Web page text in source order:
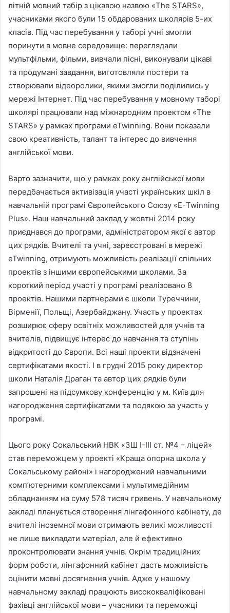
літній мовний табір з цікавою назвою «The STARS»,
учасниками якого були 15 обдарованих школярів 5-их
класів. Під час перебування у таборі учні змогли
поринути в мовне середовище: переглядали
мультфільми, фільми, вивчали пісні, виконували цікаві
та продумані завдання, виготовляли постери та
створювали відеоролики, якими змогли поділились у
мережі Інтернет. Під час перебування у мовному таборі
школярі працювали над міжнародним проектом «The
STARS» у рамках програми eTwinning. Вони показали
свою креативність, талант та інтерес до вивчення
англійської мови.
Варто зазначити, що у рамках року англійської мови
передбачається активізація участі українських шкіл в
навчальній програмі Європейського Союзу «Е-Twinning
Plus». Наш навчальний заклад у жовтні 2014 року
приєднався до програми, адміністратором якої є автор
цих рядків. Вчителі та учні, зареєcтровані в мережі
eTwinning, отримують можливість реалізації спільних
проектів з іншими європейськими школами. За
короткий період участі у програмі реалізовано 8
проектів. Нашими партнерами є школи Туреччини,
Вірменії, Польщі, Азербайджану. Участь у проектах
розширює сферу освітніх можливостей для учнів та
вчителів, підвищує інтерес до навчання та ступінь
відкритості до Європи. Всі наші проекти відзначені
сертифікатами якості. І в грудні 2015 року директор
школи Наталія Драган та автор цих рядків були
запрошені на підсумкову конференцію у м. Київ для
нагородження сертифікатами та подякою за участь у
програмі.
Цього року Сокальський НВК «ЗШ І-ІІІ ст. №4 – ліцей»
став переможцем у проекті «Краща опорна школа у
Сокальському районі» і нагороджений навчальними
комп’ютерними комплексами і мультимедійним
обладнанням на суму 578 тисяч гривень. У навчальному
закладі планується створення лінгафонного кабінету, де
вчителі іноземної мови отримають великі можливості
не лише викладати матеріал, але й ефективно
проконтролювати знання учнів. Окрім традиційних
форм роботи, лінгафонний кабінет дасть можливість
оцінити мовні досягнення учнів. Адже у нашому
навчальному закладі працюють висококваліфіковані
фахівці англійської мови – учасники та переможцi